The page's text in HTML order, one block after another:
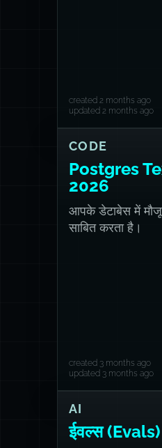
created 2 months ago
updated 2 months ago
CODE
Postgres
2026
आपके डेटाबेस में
साबित करता है।
created 3 months ago
updated 3 months ago
AI
ईवल्स